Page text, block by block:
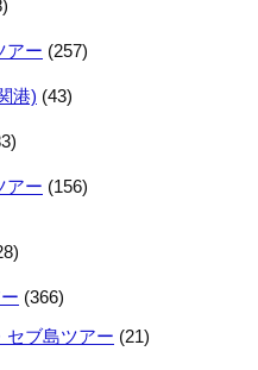
アー (257)
港) (43)
アー (156)
(366)
セブ島ツアー (21)